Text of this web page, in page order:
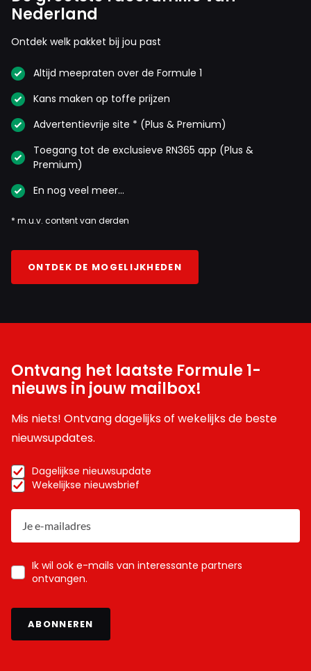
Nederland
Ontdek welk pakket bij jou past
Altijd meepraten over de Formule 1
Kans maken op toffe prijzen
Advertentievrije site * (Plus & Premium)
Toegang tot de exclusieve RN365 app (Plus &
Premium)
En nog veel meer…
* m.u.v. content van derden
ONTDEK DE MOGELIJKHEDEN
Ontvang het laatste Formule 1-
nieuws in jouw mailbox!
Mis niets! Ontvang dagelijks of wekelijks de beste
nieuwsupdates.
Dagelijkse nieuwsupdate
Wekelijkse nieuwsbrief
Ik wil ook e-mails van interessante partners
ontvangen.
ABONNEREN